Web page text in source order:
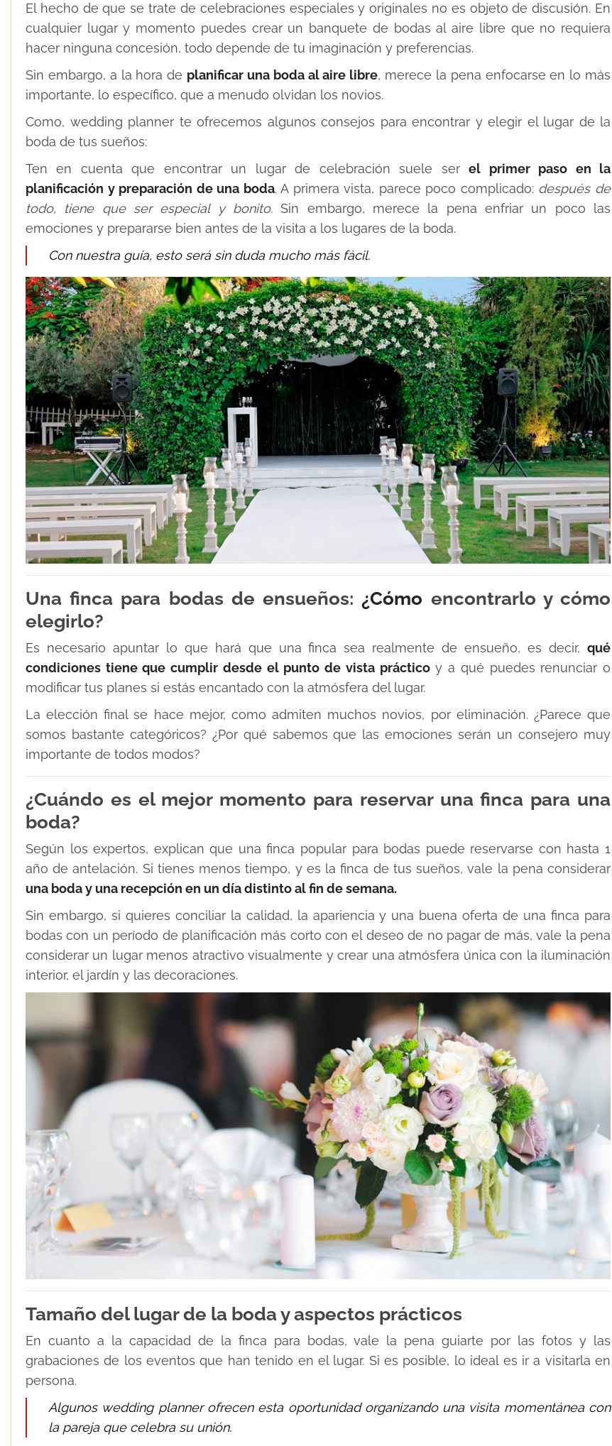
El hecho de que se trate de celebraciones especiales y originales no es objeto de discusión. En
cualquier lugar y momento puedes crear un banquete de bodas al aire libre que no requiera
hacer ninguna concesión, todo depende de tu imaginación y preferencias.
Sin embargo, a la hora de planificar una boda al aire libre, merece la pena enfocarse en lo más
importante, lo específico, que a menudo olvidan los novios.
Como, wedding planner te ofrecemos algunos consejos para encontrar y elegir el lugar de la
boda de tus sueños:
Ten en cuenta que encontrar un lugar de celebración suele serel primer paso en la
planificación y preparación de una boda. A primera vista, parece poco complicado: después de
todo, tiene que ser especial y bonito. Sin embargo, merece la pena enfriar un poco las
emociones y prepararse bien antes de la visita a los lugares de la boda.
Con nuestra guía, esto será sin duda mucho más fácil.
Una finca para bodas de ensueños: ¿Cómo encontrarlo y cómo
elegirlo?
Es necesario apuntar lo que hará que una finca sea realmente de ensueño, es decir, qué
condiciones tiene que cumplir desde el punto de vista prácticoy a qué puedes renunciar o
modificar tus planes si estás encantado con la atmósfera del lugar.
La elección final se hace mejor, como admiten muchos novios, por eliminación. ¿Parece que
somos bastante categóricos? ¿Por qué sabemos que las emociones serán un consejero muy
importante de todos modos?
¿Cuándo es el mejor momento para reservar una finca para una
boda?
Según los expertos, explican que una finca popular para bodas puede reservarse con hasta 1
año de antelación. Si tienes menos tiempo, y es la finca de tus sueños, vale la pena considerar
una boda y una recepción en un día distinto al fin de semana.
Sin embargo, si quieres conciliar la calidad, la apariencia y una buena oferta de una finca para
bodas con un período de planificación más corto con el deseo de no pagar de más, vale la pena
considerar un lugar menos atractivo visualmente y crear una atmósfera única con la iluminación
interior, el jardín y las decoraciones.
Tamaño del lugar de la boda y aspectos prácticos
En cuanto a la capacidad de la finca para bodas, vale la pena guiarte por las fotos y las
grabaciones de los eventos que han tenido en el lugar. Si es posible, lo ideal es ir a visitarla en
persona.
Algunos wedding planner ofrecen esta oportunidad organizando una visita momentánea con
la pareja que celebra su unión.